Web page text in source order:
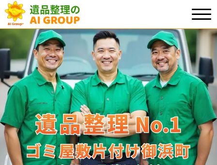
遺品整理No.1
ゴミ屋敷片付け御浜町
遺品整理No.1
ゴミ屋敷片付け御浜町